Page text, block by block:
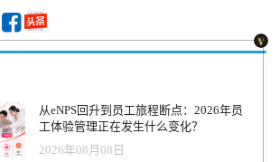
新机构、顾问和HRTech专家、投资人等
2019年连续成功举办超过10场HRTechXPO暨未
覆盖北京上海深圳等城市与会嘉宾超过10000
往届精彩回顾
业行为必须拥有坚实的可信赖的数据支持系
激烈的快速变化的环境下立于不败之地！ 在
技的实践案例中，我们能够看到企业的投资
回报，并且越来越大的差距与竞争者。组织需
些变化，数字化带来的巨大收益正使得领先者
和挑战，从而加大这个差距！ HRTechChina
数字化进程加快，同时基于中国疫情得到了良
网络环境和市场带来了不一样的组织人力资源
和洞察力的人力资源领导者和HR科技行业的领
从eNPS回升到员工旅程断点：2026年员
工体验管理正在发生什么变化？
2026年08月08日